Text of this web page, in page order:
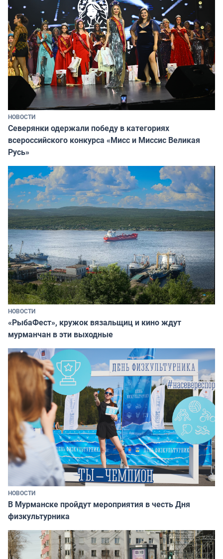
НОВОСТИ
Северянки одержали победу в категориях
всероссийского конкурса «Мисс и Миссис Великая
Русь»
НОВОСТИ
«РыбаФест», кружок вязальщиц и кино ждут
мурманчан в эти выходные
НОВОСТИ
В Мурманске пройдут мероприятия в честь Дня
физкультурника